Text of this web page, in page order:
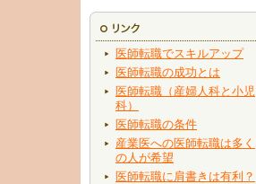
医師転職でスキルアップ
医師転職の成功とは
医師転職（産婦人科と小児
科）
医師転職の条件
産業医への医師転職は多く
の人が希望
医師転職に肩書きは有利？